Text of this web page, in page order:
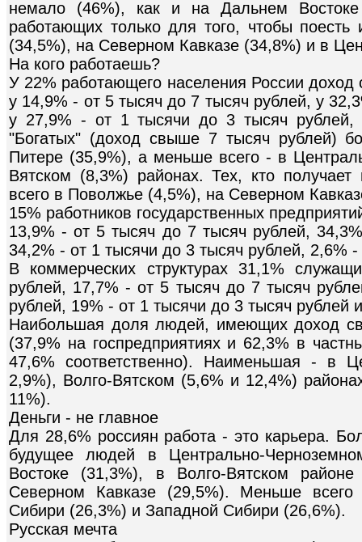
немало (46%), как и на Дальнем
работающих только для того, чтобы
(34,5%), на Северном Кавказе (34,8%) и в
На кого работаешь?
У 22% работающего населения России доход
у 14,9% - от 5 тысяч до 7 тысяч рублей, у
у 27,9% - от 1 тысячи до 3 тысяч
"Богатых" (доход свыше 7 тысяч рублей)
Питере (35,9%), а меньше всего - в
Вятском (8,3%) районах. Тех, кто
всего в Поволжье (4,5%), на Северном
15% работников государственных
13,9% - от 5 тысяч до 7 тысяч рублей,
34,2% - от 1 тысячи до 3 тысяч рублей, 2,6%
В коммерческих структурах 31,1%
рублей, 17,7% - от 5 тысяч до 7 тысяч
рублей, 19% - от 1 тысячи до 3 тысяч рублей
Наибольшая доля людей, имеющих доход
(37,9% на госпредприятиях и 62,3% в
47,6% соответственно). Наименьшая - в
2,9%), Волго-Вятском (5,6% и 12,4%)
11%).
Деньги - не главное
Для 28,6% россиян работа - это карьера.
будущее людей в Центрально-
Востоке (31,3%), в Волго-Вятском
Северном Кавказе (29,5%). Меньше
Сибири (26,3%) и Западной Сибири (26,6%).
Русская мечта